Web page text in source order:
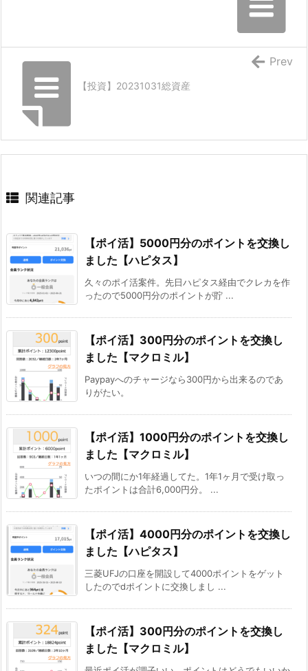
【投資】20231031総資産
Prev
関連記事
【ポイ活】5000円分のポイントを交換し
ました【ハピタス】
久々のポイ活案件。先日ハピタス経由でクレカを作
ったので5000円分のポイントが貯 ...
【ポイ活】300円分のポイントを交換し
ました【マクロミル】
Paypayへのチャージなら300円から出来るのであ
りがたい。
【ポイ活】1000円分のポイントを交換し
ました【マクロミル】
いつの間にか1年経過してた。1年1ヶ月で受け取っ
たポイントは合計6,000円分。 ...
【ポイ活】4000円分のポイントを交換し
ました【ハピタス】
三菱UFJの口座を開設して4000ポイントをゲット
したのでdポイントに交換しまし ...
【ポイ活】300円分のポイントを交換し
ました【マクロミル】